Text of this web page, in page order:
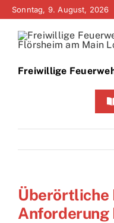
Zum
springen
Sonntag, 9. August, 2026
Freiwillige
Home
Bürgerinfo
Überörtliche
Anforderung